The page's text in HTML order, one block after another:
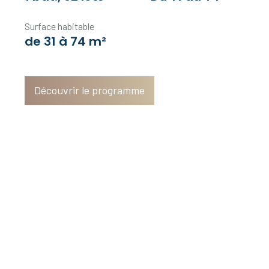
Surface habitable
de 31 à 74 m²
Découvrir le programme